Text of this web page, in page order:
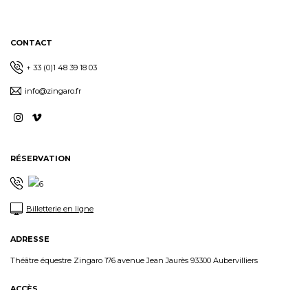
CONTACT
+ 33 (0)1 48 39 18 03
info@zingaro.fr
RÉSERVATION
Billetterie en ligne
ADRESSE
Théâtre équestre Zingaro 176 avenue Jean Jaurès 93300 Aubervilliers